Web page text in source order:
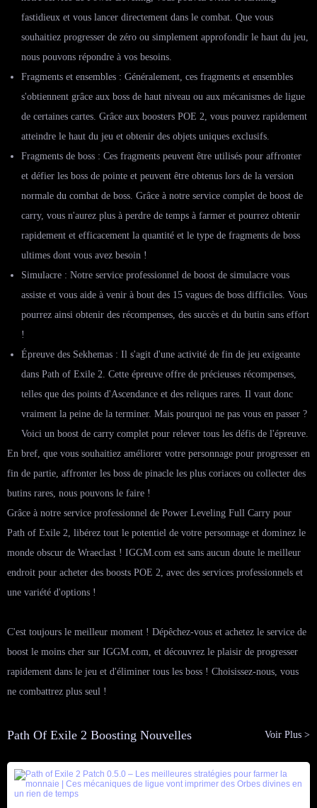
fastidieux et vous lancer directement dans le combat. Que vous
souhaitiez progresser de zéro ou simplement approfondir le haut du jeu,
nous pouvons répondre à vos besoins.
Fragments et ensembles : Généralement, ces fragments et ensembles
s'obtiennent grâce aux boss de haut niveau ou aux mécanismes de ligue
de certaines cartes. Grâce aux boosters POE 2, vous pouvez rapidement
atteindre le haut du jeu et obtenir des objets uniques exclusifs.
Fragments de boss : Ces fragments peuvent être utilisés pour affronter
et défier les boss de pointe et peuvent être obtenus lors de la version
normale du combat de boss. Grâce à notre service complet de boost de
carry, vous n'aurez plus à perdre de temps à farmer et pourrez obtenir
rapidement et efficacement la quantité et le type de fragments de boss
ultimes dont vous avez besoin !
Simulacre : Notre service professionnel de boost de simulacre vous
assiste et vous aide à venir à bout des 15 vagues de boss difficiles. Vous
pourrez ainsi obtenir des récompenses, des succès et du butin sans effort
!
Épreuve des Sekhemas : Il s'agit d'une activité de fin de jeu exigeante
dans Path of Exile 2. Cette épreuve offre de précieuses récompenses,
telles que des points d'Ascendance et des reliques rares. Il vaut donc
vraiment la peine de la terminer. Mais pourquoi ne pas vous en passer ?
Voici un boost de carry complet pour relever tous les défis de l'épreuve.
En bref, que vous souhaitiez améliorer votre personnage pour progresser en
fin de partie, affronter les boss de pinacle les plus coriaces ou collecter des
butins rares, nous pouvons le faire !
Grâce à notre service professionnel de Power Leveling Full Carry pour
Path of Exile 2, libérez tout le potentiel de votre personnage et dominez le
monde obscur de Wraeclast ! IGGM.com est sans aucun doute le meilleur
endroit pour acheter des boosts POE 2, avec des services professionnels et
une variété d'options !
C'est toujours le meilleur moment ! Dépêchez-vous et achetez le service de
boost le moins cher sur IGGM.com, et découvrez le plaisir de progresser
rapidement dans le jeu et d'éliminer tous les boss ! Choisissez-nous, vous
ne combattrez plus seul !
Path Of Exile 2 Boosting Nouvelles Voir Plus >